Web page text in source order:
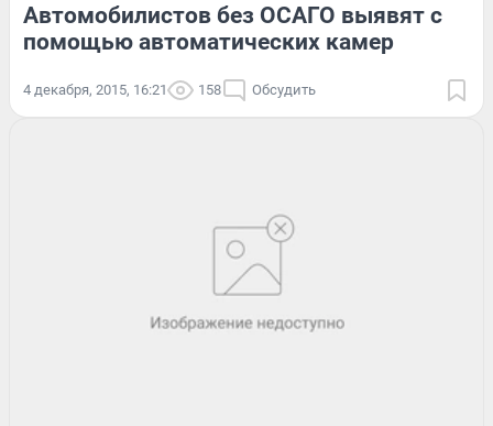
Автомобилистов без ОСАГО выявят с
помощью автоматических камер
4 декабря, 2015, 16:21 158 Обсудить